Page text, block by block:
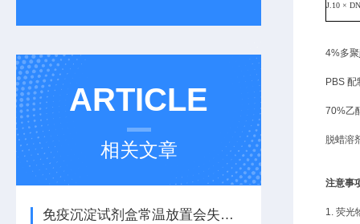
ARTICLE
相关文章
免疫沉淀试剂盒常温放置会失效吗？
J.10 ×
4%多
PBS
70%乙
脱蜡溶
注意事
1. 荧光